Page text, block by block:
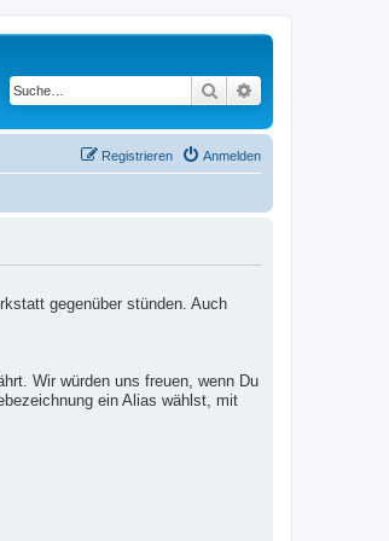
Suche
Anmelden
Registrieren
gegenüber stünden. Auch
Wir würden uns freuen, wenn Du
ein Alias wählst, mit